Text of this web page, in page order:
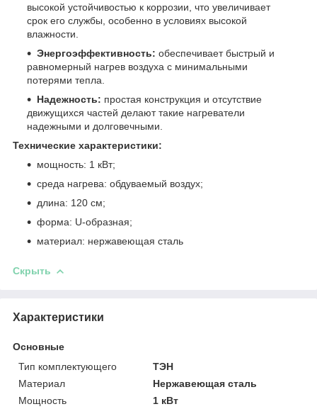
высокой устойчивостью к коррозии, что увеличивает
срок его службы, особенно в условиях высокой
влажности.
Энергоэффективность: обеспечивает быстрый и
равномерный нагрев воздуха с минимальными
потерями тепла.
Надежность: простая конструкция и отсутствие
движущихся частей делают такие нагреватели
надежными и долговечными.
Технические характеристики:
мощность: 1 кВт;
среда нагрева: обдуваемый воздух;
длина: 120 см;
форма: U-образная;
материал: нержавеющая сталь
Скрыть
Характеристики
Основные
Тип комплектующего
ТЭН
Материал
Нержавеющая сталь
Мощность
1 кВт